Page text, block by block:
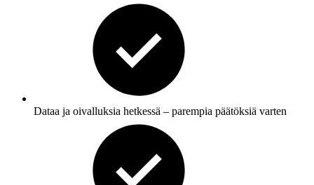
Dataa ja oivalluksia hetkessä – parempia päätöksiä varten